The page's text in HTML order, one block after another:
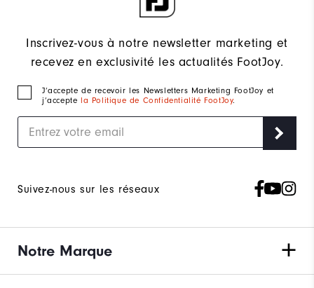
Inscrivez-vous à notre newsletter marketing et
recevez en exclusivité les actualités FootJoy.
J‘accepte de recevoir les Newsletters Marketing FootJoy et
j’accepte la Politique de Confidentialité FootJoy.
Suivez-nous sur les réseaux
Notre Marque